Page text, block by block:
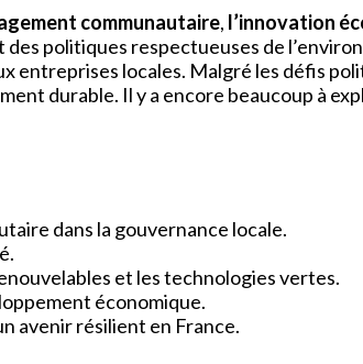
communautaire, l’innovation
des politiques respectueuses de
entreprises locales. Malgré les défis
durable. Il y a encore beaucoup à
dans la gouvernance locale.
et les technologies vertes.
économique.
avenir résilient en France.